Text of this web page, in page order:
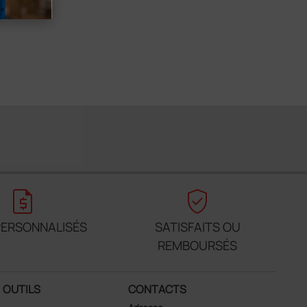
request_quote verified_user
SATISFAITS OU
REMBOURSÉS
OUTILS CONTACTS